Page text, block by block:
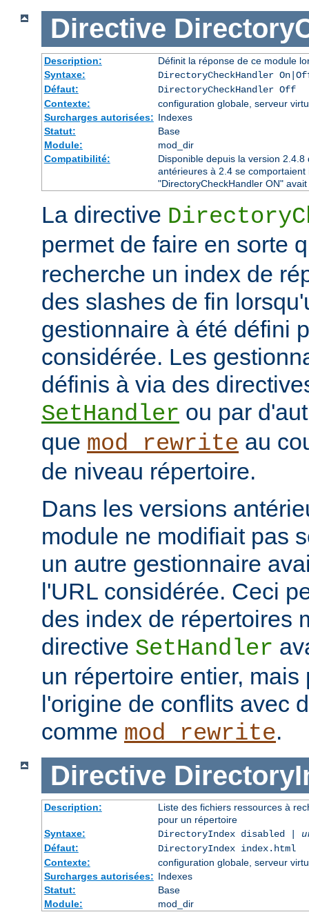
Directive
Description:
Définit la réponse de ce module
Syntaxe:
DirectoryCheckHandler
Défaut:
DirectoryCheckHandler Off
Contexte:
configuration globale, serveur
Surcharges autorisées: Indexes
Statut:
Base
Module:
mod_dir
Compatibilité:
Disponible depuis la version
antérieures à 2.4 se
"DirectoryCheckHandler ON"
La directive
permet de faire en sorte
recherche un index de
des slashes de fin
gestionnaire à été défini
considérée. Les
définis à via des
SetHandler ou par
que mod_rewrite au
de niveau répertoire.
Dans les versions
module ne modifiait pas
un autre gestionnaire
l'URL considérée. Ceci
des index de répertoires
directive SetHandler
un répertoire entier,
l'origine de conflits avec
comme mod_rewrite.
Directive
Description:
Liste des fichiers ressources à
pour un répertoire
Syntaxe:
DirectoryIndex disabled |
Défaut:
DirectoryIndex index.html
Contexte:
configuration globale, serveur
Surcharges autorisées: Indexes
Statut:
Base
Module:
mod_dir